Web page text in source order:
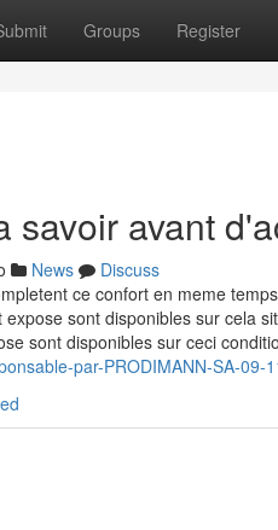
Groups Register
savoir avant
News
Discuss
ce confort en meme
sont disponibles sur cela
sont disponibles sur ceci
par-PRODIMANN-SA-09-